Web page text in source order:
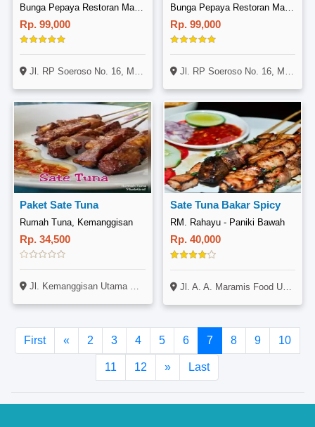
Rp. 99,000
Jl. RP Soeroso No. 16, Menteng, Jakarta, Jabodetabek
Bunga Pepaya Restoran Manado, RP Soeroso
Rp. 99,000
Jl. RP Soeroso No. 16, Menteng, Jakarta, Jabodetabek
Paket Sate Tuna
Rumah Tuna, Kemanggisan
Rp. 34,500
Jl. Kemanggisan Utama VIII No. 48, Palmerah, Kemanggisan, Jakarta
Sate Tuna Bakar Spicy
RM. Rahayu - Paniki Bawah
Rp. 40,000
Jl. A. A. Maramis Food Union Grand Kawanua Level 1 (Belakang McDonalds), Paniki Bawah, Mapanget, Manado, MDC-Manado, 95256
First « 2 3 4 5 6 7 8 9 10
11 12 » Last